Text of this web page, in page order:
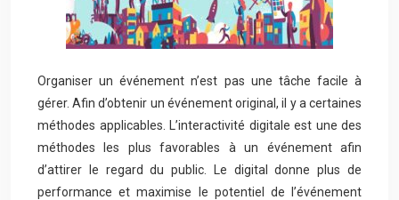
Organiser un événement n’est pas une tâche facile à
gérer. Afin d’obtenir un événement original, il y a certaines
méthodes applicables. L’interactivité digitale est une des
méthodes les plus favorables à un événement afin
d’attirer le regard du public. Le digital donne plus de
performance et maximise le potentiel de l’événement